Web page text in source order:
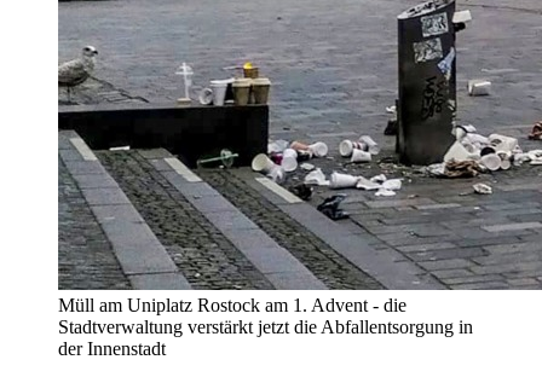
Müll am Uniplatz Rostock am 1. Advent - die
Stadtverwaltung verstärkt jetzt die Abfallentsorgung in
der Innenstadt